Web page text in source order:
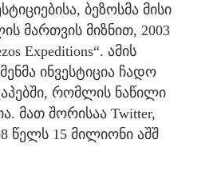
ბეზოსმა მისი
მართვის მიზნით, 2003
Expeditions“. ამის
ინვესტიცია ჩადო
რომლის ნაწილი
მათ შორისაა Twitter,
წელს 15 მილიონი აშშ